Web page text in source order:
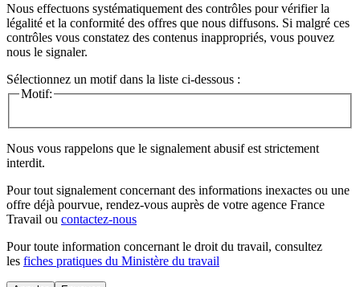
Nous effectuons systématiquement des contrôles pour vérifier la
légalité et la conformité des offres que nous diffusons. Si malgré ces
contrôles vous constatez des contenus inappropriés, vous pouvez
nous le signaler.
Sélectionnez un motif dans la liste ci-dessous :
Motif:
Nous vous rappelons que le signalement abusif est strictement
interdit.
Pour tout signalement concernant des informations inexactes ou une
offre déjà pourvue, rendez-vous auprès de votre agence France
Travail ou contactez-nous
Pour toute information concernant le droit du travail, consultez
les fiches pratiques du Ministère du travail